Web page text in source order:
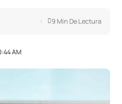
AM
9 Min De Lectura